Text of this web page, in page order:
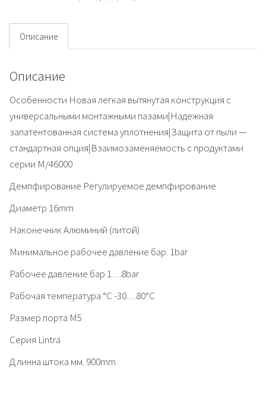
Описание
Описание
Особенности Новая легкая вытянутая конструкция с
универсальными монтажными пазами|Надежная
запатентованная система уплотнения|Защита от пыли —
стандартная опция|Взаимозаменяемость с продуктами
серии M/46000
Демпфирование Регулируемое демпфирование
Диаметр 16mm
Наконечник Алюминий (литой)
Минимальное рабочее давление бар. 1bar
Рабочее давление бар 1…8bar
Рабочая температура °C -30…80°C
Размер порта M5
Серия Lintra
Длинна штока мм. 900mm